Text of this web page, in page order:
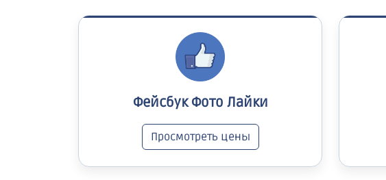
Фейсбук Фото Лайки
Просмотреть цены